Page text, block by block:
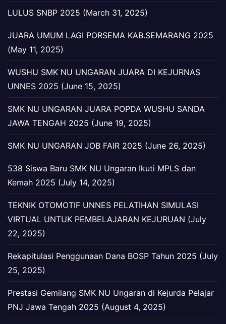
LULUS SNBP 2025 (March 31, 2025)
JUARA UMUM LAGI PORSEMA KAB.SEMARANG 2025
(May 11, 2025)
WUSHU SMK NU UNGARAN JUARA DI KEJURNAS
UNNES 2025 (June 15, 2025)
SMK NU UNGARAN JUARA POPDA WUSHU SANDA
JAWA TENGAH 2025 (June 19, 2025)
SMK NU UNGARAN JOB FAIR 2025 (June 26, 2025)
538 Siswa Baru SMK NU Ungaran Ikuti MPLS dan
Kemah 2025 (July 14, 2025)
TEKNIK OTOMOTIF UNNES PELATIHAN SIMULASI
VIRTUAL UNTUK PEMBELAJARAN KEJURUAN (July
22, 2025)
Rekapitulasi Penggunaan Dana BOSP Tahun 2025 (July
25, 2025)
Prestasi Gemilang SMK NU Ungaran di Kejurda Pelajar
PNJ Jawa Tengah 2025 (August 4, 2025)